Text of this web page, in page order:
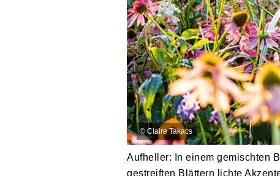
© Claire Takacs
Aufheller: In einem gemischten
gestreiften Blättern lichte